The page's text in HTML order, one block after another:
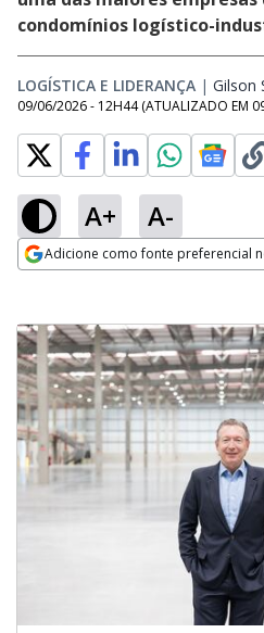
condomínios logístico-
LOGÍSTICA E LIDERANÇA | Gilson
09/06/2026 - 12H44 (ATUALIZADO EM
A+ A-
Adicione como fonte preferencial